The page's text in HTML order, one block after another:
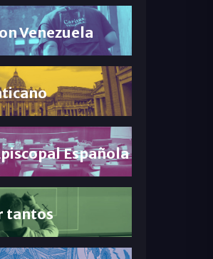
Venezuela
Española
tantos